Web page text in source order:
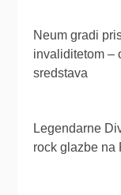
Neum gradi
invaliditetom –
sredstava
Legendarne
rock glazbe na